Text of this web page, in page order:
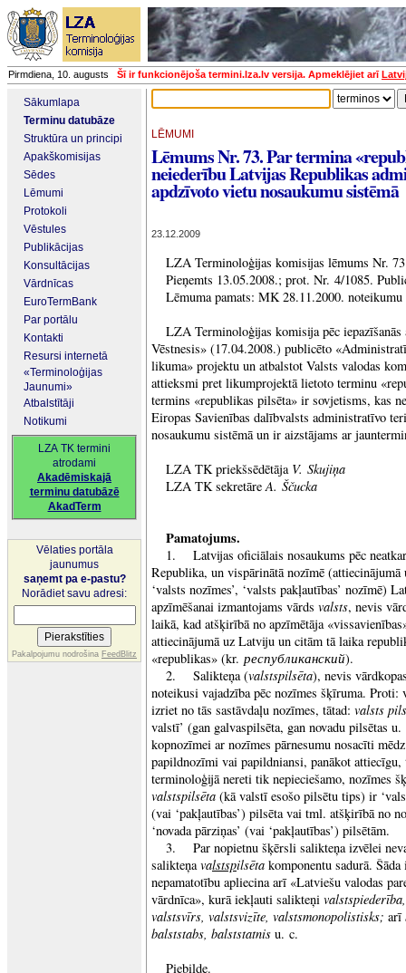
Pirmdiena, 10. augusts Šī ir funkcionējoša termini.lza.lv versija. Apmeklējiet arī
Sākumlapa
Terminu datubāze
Struktūra un principi
Apakškomisijas
Sēdes
Lēmumi
Protokoli
Vēstules
Publikācijas
Konsultācijas
Vārdnīcas
EuroTermBank
Par portālu
Kontakti
Resursi internetā
«Terminoloģijas
Jaunumi»
Atbalstītāji
Notikumi
LZA TK termini
atrodami
Akadēmiskajā
terminu datubāzē
AkadTerm
Vēlaties portāla
jaunumus
saņemt pa e-pastu?
Norādiet savu adresi:
Pakalpojumu nodrošina FeedBlitz
LĒMUMI
Lēmums Nr. 73. Par termina
neiederību Latvijas Republikas
apdzīvoto vietu nosaukumu sistēmā
23.12.2009
LZA Terminoloģijas komisijas lēmums Nr. 73
Pieņemts 13.05.2008.; prot. Nr. 4/1085.
Lēmuma pamats: MK 28.11.2000.
LZA Terminoloģijas komisija pēc
Vēstnesis» (17.04.2008.) publicēto
likuma» projektu un atbalstot Valsts valodas
attieksmi pret likumprojektā lietoto terminu
termins «republikas pilsēta» ir sovjetisms, kas
Eiropas Savienības dalībvalsts administratīvo
nosaukumu sistēmā un ir aizstājams ar
LZA TK priekšsēdētāja V. Skujiņa
LZA TK sekretāreA. Ščucka
Pamatojums.
1. Latvijas oficiālais nosaukums pēc
Republika, un vispārinātā nozīmē
‘valsts nozīmes’, ‘valsts pakļautības’ nozīmē)
apzīmēšanai izmantojams vārds valsts, nevis
laikā, kad atšķirībā no apzīmētāja
attiecinājumā uz Latviju un citām tā laika
«republikas» (kr. республиканский).
2. Salikteņa (valstspilsēta), nevis
noteikusi vajadzība pēc nozīmes šķīruma. Proti:
izriet no tās sastāvdaļu nozīmes, tātad: valsts
valstī’ (gan galvaspilsēta, gan novadu pilsētas
kopnozīmei ar nozīmes pārnesumu nosacīti
papildnozīmi vai papildniansi, panākot attiecīgu,
terminoloģijā nereti tik nepieciešamo, nozīmes
valstspilsēta (kā valstī esošo pilsētu tips) ir
(vai ‘pakļautības’) pilsēta vai tml. atšķirībā no
‘novada pārziņas’ (vai ‘pakļautības’) pilsētām.
3. Par nopietnu šķērsli salikteņa izvēlei
salikteņavalstspilsēta komponentu sadurā.
nepamatotību apliecina arī «Latviešu valodas
vārdnīca», kurā iekļauti salikteņi
valstsvīrs, valstsvizīte, valstsmonopolistisks; arī
balststabs, balststatnis u. c.
Piebilde.